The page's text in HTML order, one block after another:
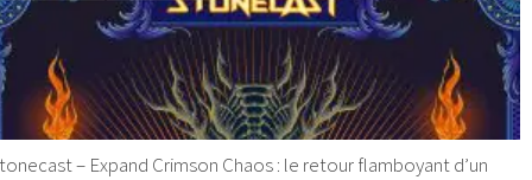
– Expand Crimson Chaos : le retour flamboyant d’un